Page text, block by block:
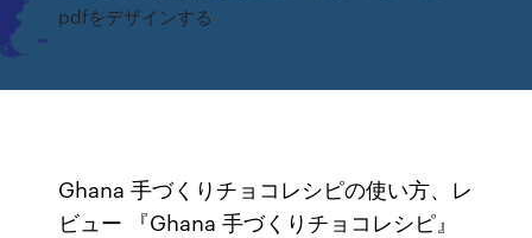
pdfをデザインする
Ghana 手づくりチョコレシピの使い方、レ
ビュー 『Ghana 手づくりチョコレシピ』